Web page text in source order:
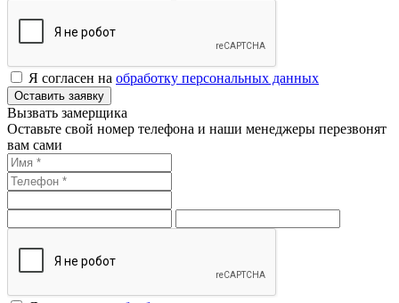
Я согласен на обработку персональных данных
Оставить заявку
Вызвать замерщика
Оставьте свой номер телефона и наши менеджеры перезвонят
вам сами